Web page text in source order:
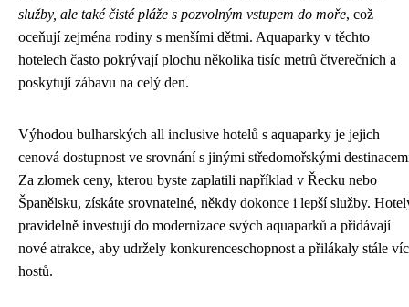
služby, ale také čisté pláže s pozvolným vstupem do moře, což
oceňují zejména rodiny s menšími dětmi. Aquaparky v těchto
hotelech často pokrývají plochu několika tisíc metrů čtverečních a
poskytují zábavu na celý den.
Výhodou bulharských all inclusive hotelů s aquaparky je jejich
cenová dostupnost ve srovnání s jinými středomořskými
Za zlomek ceny, kterou byste zaplatili například v Řecku nebo
Španělsku, získáte srovnatelné, někdy dokonce i lepší služby.
pravidelně investují do modernizace svých aquaparků a přidávají
nové atrakce, aby udržely konkurenceschopnost a přilákaly stále
hostů.